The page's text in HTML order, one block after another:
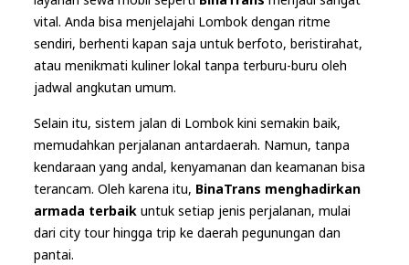
vital. Anda bisa menjelajahi Lombok dengan ritme
sendiri, berhenti kapan saja untuk berfoto, beristirahat,
atau menikmati kuliner lokal tanpa terburu-buru oleh
jadwal angkutan umum.
Selain itu, sistem jalan di Lombok kini semakin baik,
memudahkan perjalanan antardaerah. Namun, tanpa
kendaraan yang andal, kenyamanan dan keamanan bisa
terancam. Oleh karena itu, BinaTrans menghadirkan
armada terbaikuntuk setiap jenis perjalanan, mulai
dari city tour hingga trip ke daerah pegunungan dan
pantai.